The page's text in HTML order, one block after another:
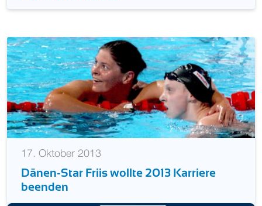
17. Oktober 2013
Dänen-Star Friis wollte 2013 Karriere
beenden